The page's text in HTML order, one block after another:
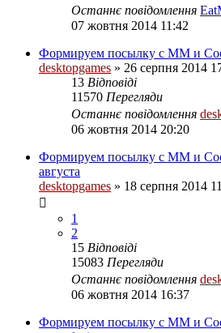
Останнє повідомлення
07 жовтня 2014 11:42
Формируем посылку с ММ и
desktopgames » 26 серпня 2014
13 Відповіді
11570 Перегляди
Останнє повідомлення
06 жовтня 2014 20:20
Формируем посылку с ММ и
августа
desktopgames » 18 серпня 2014
1
2
15 Відповіді
15083 Перегляди
Останнє повідомлення
06 жовтня 2014 16:37
Формируем посылку с ММ и